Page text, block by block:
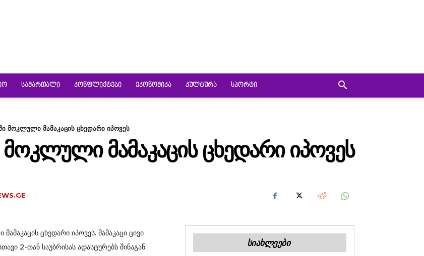
ᲡᲐᲛᲐᲠᲗᲐᲚᲘ ᲙᲝᲜᲤᲚᲘᲥᲢᲔᲑᲘ ᲔᲙᲝᲜᲝᲛᲘᲙᲐ ᲙᲣᲚᲢᲣᲠᲐ ᲡᲞᲝᲠᲢᲘ
მოკლული მამაკაცის ცხედარი იპოვეს
ᲛᲐᲛᲐᲙᲐᲪᲘᲡ ᲪᲮᲔᲓᲐᲠᲘ ᲘᲞᲝᲕᲔᲡ
ცხედარი იპოვეს. მამაკაცი ცივი
2-თან საუბრისას ადასტურებს შინაგან
ᲡᲘᲐᲮᲚᲔᲔᲑᲘ